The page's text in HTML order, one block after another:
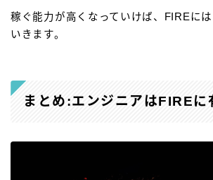
稼ぐ能力が高くなっていけば、FIREに
いきます。
まとめ:エンジニアはFIREに